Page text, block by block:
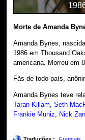
Morte de Amanda
Amanda Bynes,
1986 em Thousand
americana. Morreu em
Fãs de todo país,
Amanda Bynes teve
Taran Killam,Seth
Frankie Muniz, Nick